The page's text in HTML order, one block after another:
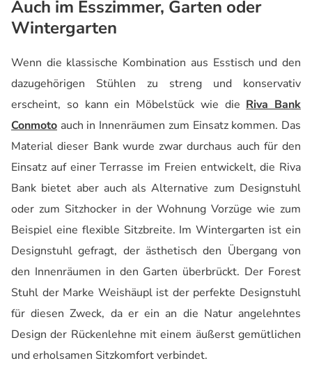
Auch im Esszimmer, Garten oder
Wintergarten
Wenn die klassische Kombination aus Esstisch und den
dazugehörigen Stühlen zu streng und konservativ
erscheint, so kann ein Möbelstück wie die Riva Bank
Conmoto auch in Innenräumen zum Einsatz kommen. Das
Material dieser Bank wurde zwar durchaus auch für den
Einsatz auf einer Terrasse im Freien entwickelt, die Riva
Bank bietet aber auch als Alternative zum Designstuhl
oder zum Sitzhocker in der Wohnung Vorzüge wie zum
Beispiel eine flexible Sitzbreite. Im Wintergarten ist ein
Designstuhl gefragt, der ästhetisch den Übergang von
den Innenräumen in den Garten überbrückt. Der Forest
Stuhl der Marke Weishäupl ist der perfekte Designstuhl
für diesen Zweck, da er ein an die Natur angelehntes
Design der Rückenlehne mit einem äußerst gemütlichen
und erholsamen Sitzkomfort verbindet.